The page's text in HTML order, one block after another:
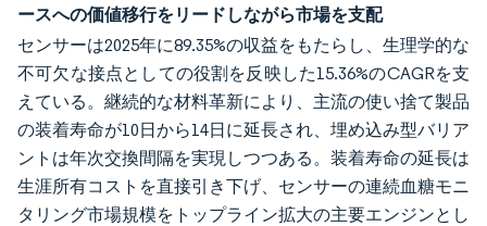
ースへの価値移行をリードしながら市場を支配
センサーは2025年に89.35%の収益をもたらし、生理学的な
不可欠な接点としての役割を反映した15.36%のCAGRを支
えている。継続的な材料革新により、主流の使い捨て製品
の装着寿命が10日から14日に延長され、埋め込み型バリア
ントは年次交換間隔を実現しつつある。装着寿命の延長は
生涯所有コストを直接引き下げ、センサーの連続血糖モニ
タリング市場規模をトップライン拡大の主要エンジンとし